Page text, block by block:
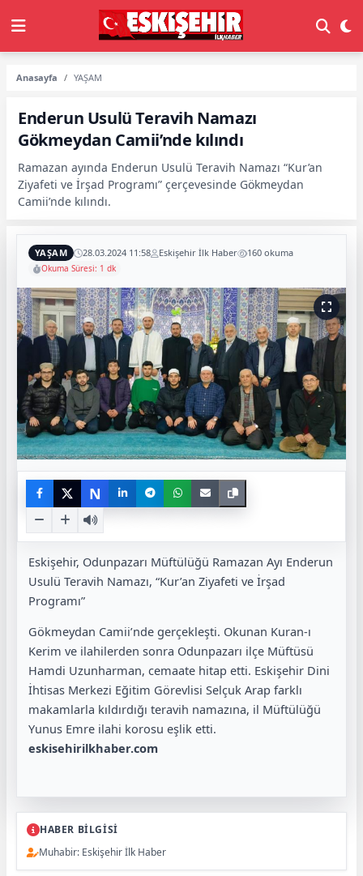
Anasayfa YAŞAM
Enderun Usulü Teravih Namazı
Gökmeydan Camii’nde kılındı
Ramazan ayında Enderun Usulü Teravih Namazı “Kur’an
Ziyafeti ve İrşad Programı” çerçevesinde Gökmeydan
Camii’nde kılındı.
YAŞAM 28.03.2024 11:58 Eskişehir İlk Haber 160 okuma
Okuma Süresi: 1 dk
N
Eskişehir, Odunpazarı Müftülüğü Ramazan Ayı Enderun
Usulü Teravih Namazı, “Kur’an Ziyafeti ve İrşad
Programı”
Gökmeydan Camii’nde gerçekleşti. Okunan Kuran-ı
Kerim ve ilahilerden sonra Odunpazarı ilçe Müftüsü
Hamdi Uzunharman, cemaate hitap etti. Eskişehir Dini
İhtisas Merkezi Eğitim Görevlisi Selçuk Arap farklı
makamlarla kıldırdığı teravih namazına, il Müftülüğü
Yunus Emre ilahi korosu eşlik etti.
eskisehirilkhaber.com
HABER BİLGİSİ
Muhabir: Eskişehir İlk Haber